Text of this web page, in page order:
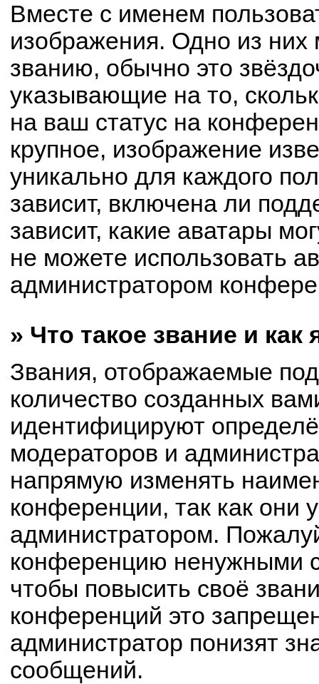
Вместе с именем
изображения. Одно из них
званию, обычно это
указывающие на то,
на ваш статус на
крупное, изображение
уникально для каждого
зависит, включена ли
зависит, какие аватары
не можете использовать
администратором
» Что такое звание и как
Звания, отображаемые
количество созданных
идентифицируют
модераторов и
напрямую изменять
конференции, так как они
администратором.
конференцию ненужными
чтобы повысить своё
конференций это
администратор понизят
сообщений.